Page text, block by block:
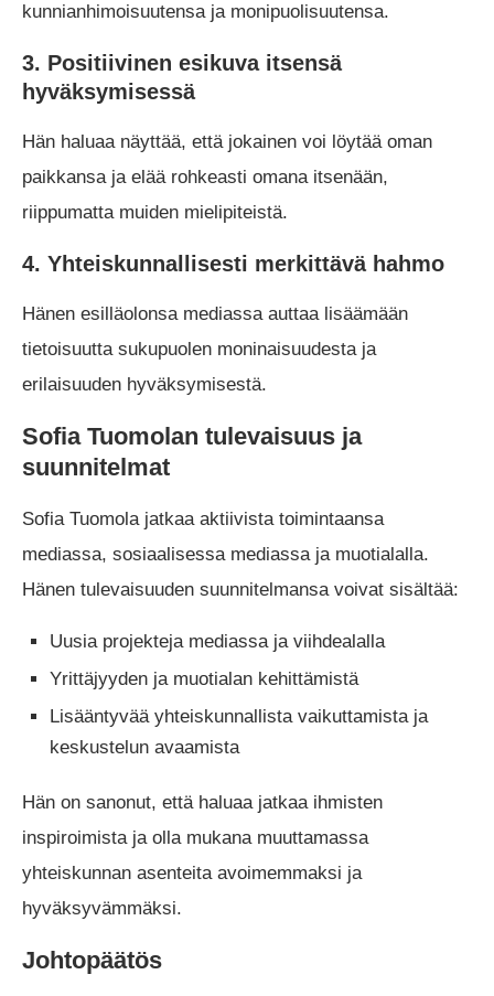
kunnianhimoisuutensa ja monipuolisuutensa.
3. Positiivinen esikuva itsensä
hyväksymisessä
Hän haluaa näyttää, että jokainen voi löytää oman
paikkansa ja elää rohkeasti omana itsenään,
riippumatta muiden mielipiteistä.
4. Yhteiskunnallisesti merkittävä hahmo
Hänen esilläolonsa mediassa auttaa lisäämään
tietoisuutta sukupuolen moninaisuudesta ja
erilaisuuden hyväksymisestä.
Sofia Tuomolan tulevaisuus ja
suunnitelmat
Sofia Tuomola jatkaa aktiivista toimintaansa
mediassa, sosiaalisessa mediassa ja muotialalla.
Hänen tulevaisuuden suunnitelmansa voivat sisältää:
Uusia projekteja mediassa ja viihdealalla
Yrittäjyyden ja muotialan kehittämistä
Lisääntyvää yhteiskunnallista vaikuttamista ja
keskustelun avaamista
Hän on sanonut, että haluaa jatkaa ihmisten
inspiroimista ja olla mukana muuttamassa
yhteiskunnan asenteita avoimemmaksi ja
hyväksyvämmäksi.
Johtopäätös